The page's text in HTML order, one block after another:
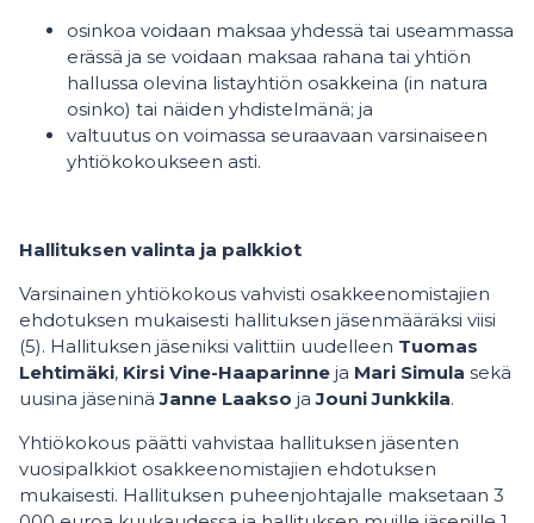
osinkoa voidaan maksaa yhdessä tai useammassa
erässä ja se voidaan maksaa rahana tai yhtiön
hallussa olevina listayhtiön osakkeina (in natura
osinko) tai näiden yhdistelmänä; ja
valtuutus on voimassa seuraavaan varsinaiseen
yhtiökokoukseen asti.
Hallituksen valinta ja palkkiot
Varsinainen yhtiökokous vahvisti osakkeenomistajien
ehdotuksen mukaisesti hallituksen jäsenmääräksi viisi
(5). Hallituksen jäseniksi valittiin uudelleen Tuomas
Lehtimäki, Kirsi Vine-Haaparinne ja Mari Simula sekä
uusina jäseninäJanne Laakso jaJouni Junkkila.
Yhtiökokous päätti vahvistaa hallituksen jäsenten
vuosipalkkiot osakkeenomistajien ehdotuksen
mukaisesti. Hallituksen puheenjohtajalle maksetaan 3